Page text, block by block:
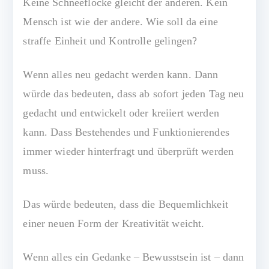
Mensch ist wie der andere. Wie soll da eine
straffe Einheit und Kontrolle gelingen?
Wenn alles neu gedacht werden kann. Dann
würde das bedeuten, dass ab sofort jeden Tag neu
gedacht und entwickelt oder kreiiert werden
kann. Dass Bestehendes und Funktionierendes
immer wieder hinterfragt und überprüft werden
muss.
Das würde bedeuten, dass die Bequemlichkeit
einer neuen Form der Kreativität weicht.
Wenn alles ein Gedanke – Bewusstsein ist – dann